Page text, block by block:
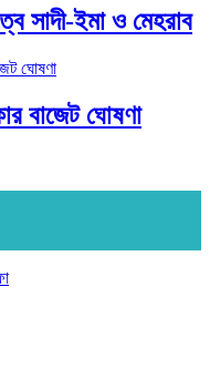
সাদী-ইমা ও মেহরাব
বাজেট ঘোষণা